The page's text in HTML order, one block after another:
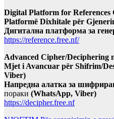
Digital Platform for References
Platformë Dixhitale për
Дигитална платформа за
https://reference.free.nf/
Advanced Cipher/Deciphering
Mjet i Avancuar për Shifrim/
Viber)
Напредна алатка за
пораки (WhatsApp, Viber)
https://decipher.free.nf